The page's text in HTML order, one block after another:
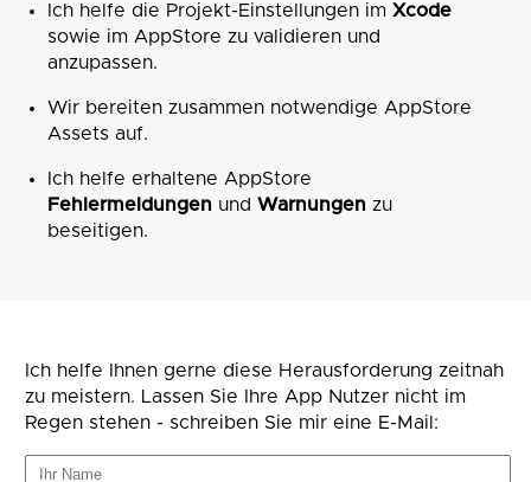
Ich helfe die Projekt-Einstellungen im Xcode
sowie im AppStore zu validieren und
anzupassen.
Wir bereiten zusammen notwendige AppStore
Assets auf.
Ich helfe erhaltene AppStore
Fehlermeldungenund Warnungenzu
beseitigen.
Ich helfe Ihnen gerne diese Herausforderung zeitnah
zu meistern. Lassen Sie Ihre App Nutzer nicht im
Regen stehen - schreiben Sie mir eine E-Mail: